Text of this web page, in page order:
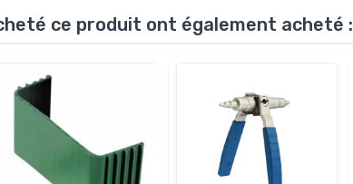
ce produit ont également acheté :